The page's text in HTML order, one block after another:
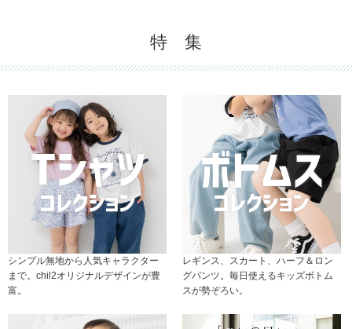
特 集
シンプル無地から人気キャラクター
まで。chil2オリジナルデザインが豊
富。
レギンス、スカート、ハーフ＆ロン
グパンツ。毎日使えるキッズボトム
スが勢ぞろい。